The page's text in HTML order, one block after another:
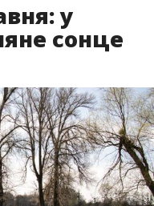
у
сонце